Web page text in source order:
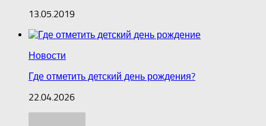
13.05.2019
Новости
Где отметить детский день рождения?
22.04.2026